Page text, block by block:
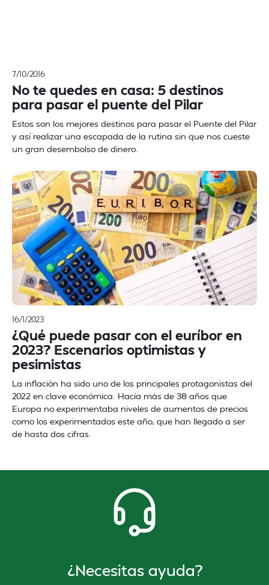
7/10/2016
No te quedes en casa: 5 destinos
para pasar el puente del Pilar
Estos son los mejores destinos para pasar el Puente del Pilar
y así realizar una escapada de la rutina sin que nos cueste
un gran desembolso de dinero.
16/1/2023
¿Qué puede pasar con el euríbor en
2023? Escenarios optimistas y
pesimistas
La inflación ha sido uno de los principales protagonistas del
2022 en clave económica. Hacía más de 38 años que
Europa no experimentaba niveles de aumentos de precios
como los experimentados este año, que han llegado a ser
de hasta dos cifras.
¿Necesitas ayuda?